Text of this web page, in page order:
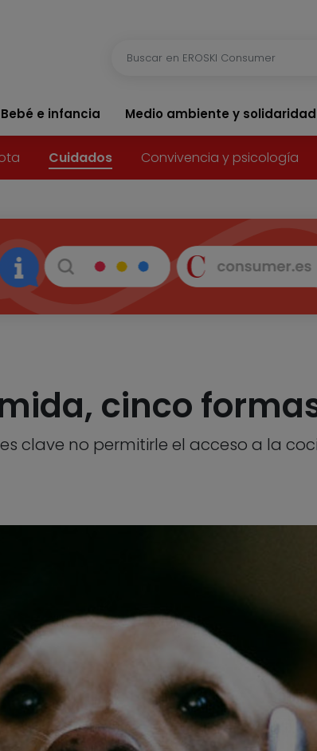
Bebé e infancia Medio ambiente y solidaridad
Cuidados Convivencia y psicología
cinco
clave no permitirle el acceso a la